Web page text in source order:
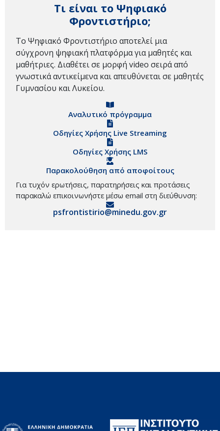
Τι είναι το Ψηφιακό
Φροντιστήριο;
Το Ψηφιακό Φροντιστήριο αποτελεί μια
σύγχρονη ψηφιακή πλατφόρμα για μαθητές και
μαθήτριες. Διαθέτει σε μορφή video σειρά από
γνωστικά αντικείμενα και απευθύνεται σε μαθητές
Γυμνασίου και Λυκείου.
Αναλυτικό πρόγραμμα
Οδηγίες Χρήσης Live Streaming
Οδηγίες Χρήσης LMS
Παρακολούθηση από αποφοίτους
Για τυχόν ερωτήσεις, παρατηρήσεις και προτάσεις
παρακαλώ επικοινωνήστε μέσω email στη διεύθυνση:
psfrontistirio@minedu.gov.gr